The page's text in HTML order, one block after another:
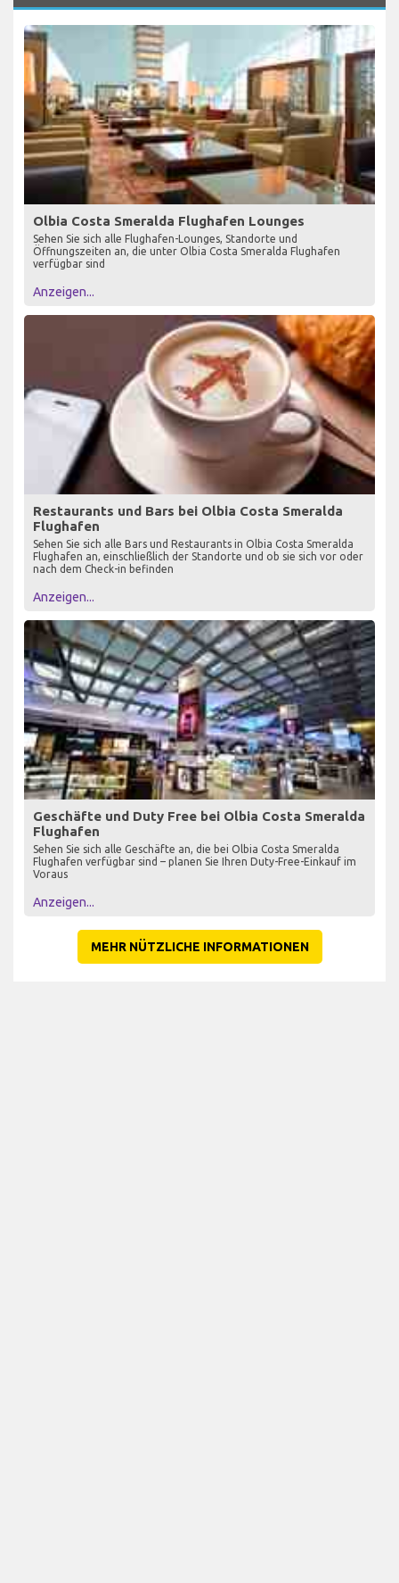
Olbia Costa Smeralda Flughafen Lounges
Sehen Sie sich alle Flughafen-Lounges, Standorte und
Öffnungszeiten an, die unter Olbia Costa Smeralda Flughafen
verfügbar sind
Anzeigen...
Restaurants und Bars bei Olbia Costa Smeralda
Flughafen
Sehen Sie sich alle Bars und Restaurants in Olbia Costa Smeralda
Flughafen an, einschließlich der Standorte und ob sie sich vor oder
nach dem Check-in befinden
Anzeigen...
Geschäfte und Duty Free bei Olbia Costa Smeralda
Flughafen
Sehen Sie sich alle Geschäfte an, die bei Olbia Costa Smeralda
Flughafen verfügbar sind – planen Sie Ihren Duty-Free-Einkauf im
Voraus
Anzeigen...
MEHR NÜTZLICHE INFORMATIONEN